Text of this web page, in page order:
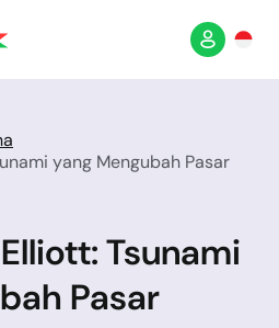
yang Mengubah Pasar
Tsunami
Pasar